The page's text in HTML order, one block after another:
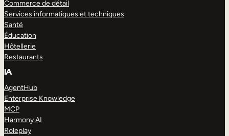
Commerce de détail
Services informatiques et techniques
Santé
Éducation
Hôtellerie
Restaurants
IA
AgentHub
Enterprise Knowledge
MCP
Harmony AI
Roleplay